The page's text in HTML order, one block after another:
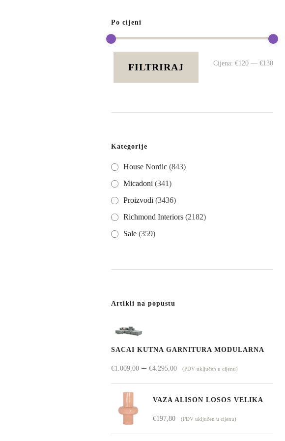
Po cijeni
FILTRIRAJ Cijena: €120 — €130
Kategorije
House Nordic (843)
Micadoni (341)
Proizvodi (3436)
Richmond Interiors (2182)
Sale (359)
Artikli na popustu
SACAI KUTNA GARNITURA MODULARNA
€1.009,00 – €4.295,00Raspon
cijena:
od
do
(PDV uključen u cijenu)
VAZA ALISON LOSOS VELIKA
€197,80 (PDV uključen u cijenu)